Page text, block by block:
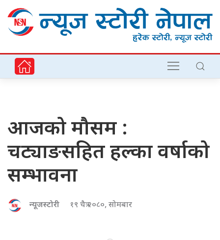
आजको मौसम :
चट्याङसहित हल्का वर्षाको
सम्भावना
न्यूजस्टोरी १९ चैत्र २०८०, सोमबार